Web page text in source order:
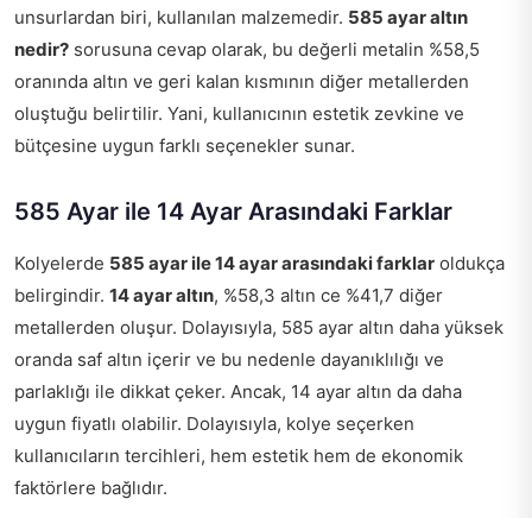
unsurlardan biri, kullanılan malzemedir. 585 ayar altın
nedir? sorusuna cevap olarak, bu değerli metalin %58,5
oranında altın ve geri kalan kısmının diğer metallerden
oluştuğu belirtilir. Yani, kullanıcının estetik zevkine ve
bütçesine uygun farklı seçenekler sunar.
585 Ayar ile 14 Ayar Arasındaki Farklar
Kolyelerde 585 ayar ile 14 ayar arasındaki farklar oldukça
belirgindir. 14 ayar altın, %58,3 altın ce %41,7 diğer
metallerden oluşur. Dolayısıyla, 585 ayar altın daha yüksek
oranda saf altın içerir ve bu nedenle dayanıklılığı ve
parlaklığı ile dikkat çeker. Ancak, 14 ayar altın da daha
uygun fiyatlı olabilir. Dolayısıyla, kolye seçerken
kullanıcıların tercihleri, hem estetik hem de ekonomik
faktörlere bağlıdır.